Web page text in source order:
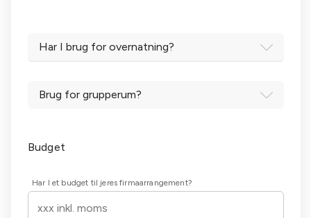
Har I brug for overnatning?
Brug for grupperum?
Budget
Har I et budget til jeres firmaarrangement?